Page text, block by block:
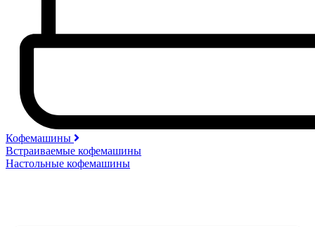
Кофемашины
Встраиваемые кофемашины
Настольные кофемашины